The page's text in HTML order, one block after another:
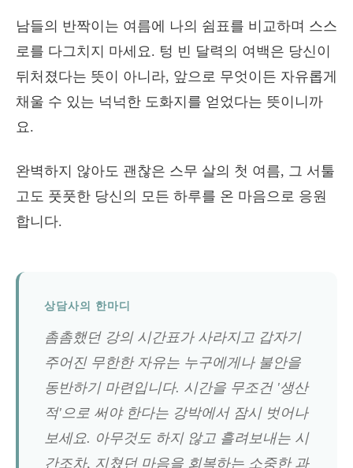
남들의 반짝이는 여름에 나의 쉼표를 비교하며 스스
로를 다그치지 마세요. 텅 빈 달력의 여백은 당신이
뒤처졌다는 뜻이 아니라, 앞으로 무엇이든 자유롭게
채울 수 있는 넉넉한 도화지를 얻었다는 뜻이니까
요.
완벽하지 않아도 괜찮은 스무 살의 첫 여름, 그 서툴
고도 풋풋한 당신의 모든 하루를 온 마음으로 응원
합니다.
상담사의 한마디
촘촘했던 강의 시간표가 사라지고 갑자기
주어진 무한한 자유는 누구에게나 불안을
동반하기 마련입니다. 시간을 무조건 '생산
적'으로 써야 한다는 강박에서 잠시 벗어나
보세요. 아무것도 하지 않고 흘려보내는 시
간조차, 지쳤던 마음을 회복하는 소중한 과